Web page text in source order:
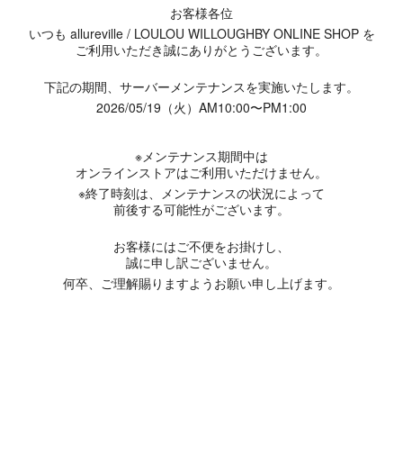
お客様各位
いつも allureville / LOULOU WILLOUGHBY ONLINE SHOP を
ご利用いただき誠にありがとうございます。
下記の期間、サーバーメンテナンスを実施いたします。
2026/05/19（火）AM10:00〜PM1:00
※メンテナンス期間中は
オンラインストアはご利用いただけません。
※終了時刻は、メンテナンスの状況によって
前後する可能性がございます。
お客様にはご不便をお掛けし、
誠に申し訳ございません。
何卒、ご理解賜りますようお願い申し上げます。